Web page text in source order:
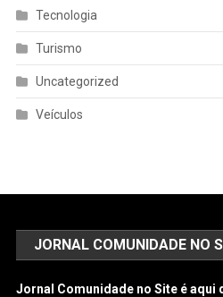
Tecnologia
Turismo
Uncategorized
Veículos
JORNAL COMUNIDADE NO
Jornal Comunidade no Site é aqui